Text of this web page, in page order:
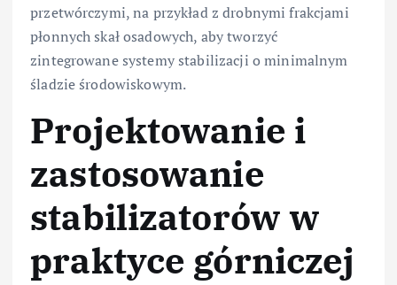
przetwórczymi, na przykład z drobnymi frakcjami
płonnych skał osadowych, aby tworzyć
zintegrowane systemy stabilizacji o minimalnym
śladzie środowiskowym.
Projektowanie i
zastosowanie
stabilizatorów w
praktyce górniczej